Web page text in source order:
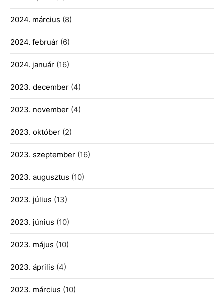
2024. március (8)
2024. február (6)
2024. január (16)
2023. december (4)
2023. november (4)
2023. október (2)
2023. szeptember (16)
2023. augusztus (10)
2023. július (13)
2023. június (10)
2023. május (10)
2023. április (4)
2023. március (10)